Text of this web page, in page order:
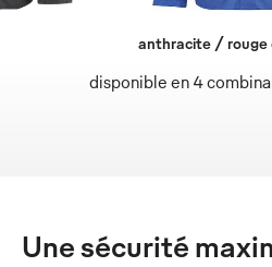
disponible en 4
anthracite / rouge
Une sécurité